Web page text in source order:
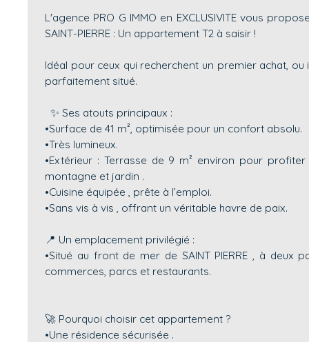
L'agence PRO G IMMO en EXCLUSIVITE vous
SAINT-PIERRE : Un appartement T2 à saisir !
Idéal pour ceux qui recherchent un premier achat,
parfaitement situé.
✨ Ses atouts principaux :
•Surface de 41 m², optimisée pour un confort absolu.
•Très lumineux.
•Extérieur : Terrasse de 9 m² environ pour
montagne et jardin .
•Cuisine équipée , prête à l’emploi.
•Sans vis à vis , offrant un véritable havre de paix.
📍 Un emplacement privilégié :
•Situé au front de mer de SAINT PIERRE , à deux
commerces, parcs et restaurants.
🚀 Pourquoi choisir cet appartement ?
•Une résidence sécurisée .